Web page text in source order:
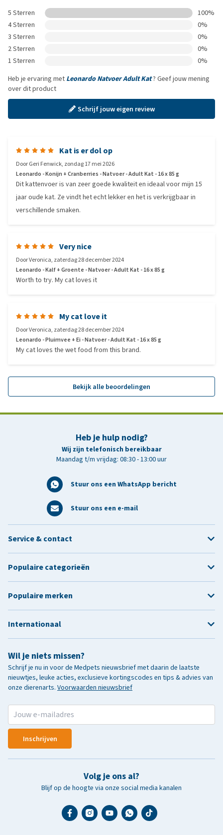
5 Sterren
100%
4 Sterren
0%
3 Sterren
0%
2 Sterren
0%
1 Sterren
0%
Heb je ervaring met Leonardo Natvoer Adult Kat? Geef jouw mening
over dit product
Schrijf jouw eigen review
Kat is er dol op
DoorGeri Fenwick, zondag 17 mei 2026
Leonardo - Konijn + Cranberries - Natvoer - Adult Kat - 16 x 85 g
Dit kattenvoer is van zeer goede kwaliteit en ideaal voor mijn 15
jaar oude kat. Ze vindt het echt lekker en het is verkrijgbaar in
verschillende smaken.
Very nice
DoorVeronica, zaterdag 28 december 2024
Leonardo - Kalf + Groente - Natvoer - Adult Kat - 16 x 85 g
Worth to try. My cat loves it
My cat love it
DoorVeronica, zaterdag 28 december 2024
Leonardo - Pluimvee + Ei - Natvoer - Adult Kat - 16 x 85 g
My cat loves the wet food from this brand.
Bekijk alle beoordelingen
Heb je hulp nodig?
Wij zijn telefonisch bereikbaar
Maandag t/m vrijdag: 08:30 - 13:00 uur
Stuur ons een WhatsApp bericht
Stuur ons een e-mail
Wil je niets missen?
Schrijf je nu in voor de Medpets nieuwsbrief met daarin de laatste
nieuwtjes, leuke acties, exclusieve kortingscodes en tips & advies van
onze dierenarts. Voorwaarden nieuwsbrief
Inschrijven
Volg je ons al?
Blijf op de hoogte via onze social media kanalen
Service & contact
Populaire categorieën
Populaire merken
Internationaal